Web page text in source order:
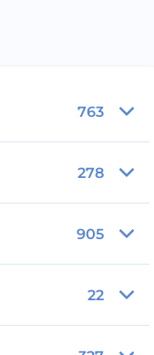
763
278
905
22